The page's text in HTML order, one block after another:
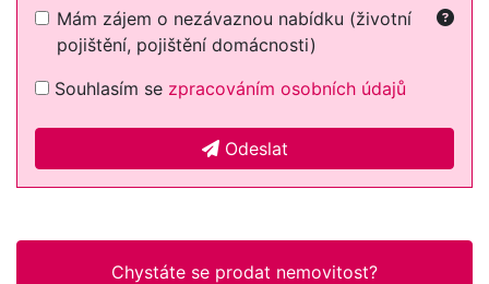
Mám zájem o nezávaznou nabídku (životní
pojištění, pojištění domácnosti)
Souhlasím se zpracováním osobních údajů
Odeslat
Chystáte se prodat nemovitost?